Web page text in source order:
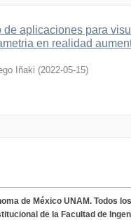
de aplicaciones para
en realidad
Iñaki (2022-05-15)
de México UNAM. Todos
de la Facultad de